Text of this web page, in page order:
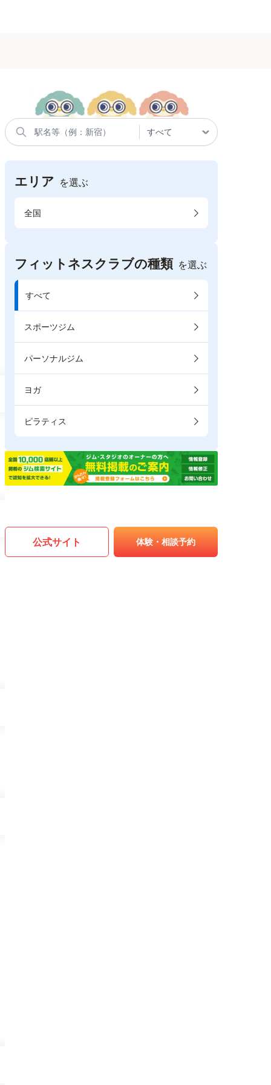
エリア を選ぶ
全国
フィットネスクラブの種類 を選ぶ
すべて
スポーツジム
パーソナルジム
ヨガ
ピラティス
公式サイト 体験・相談予約